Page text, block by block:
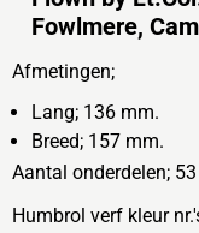
Fowlmere,
Afmetingen;
Lang; 136 mm.
Breed; 157 mm.
Aantal onderdelen; 53
Humbrol verf kleur